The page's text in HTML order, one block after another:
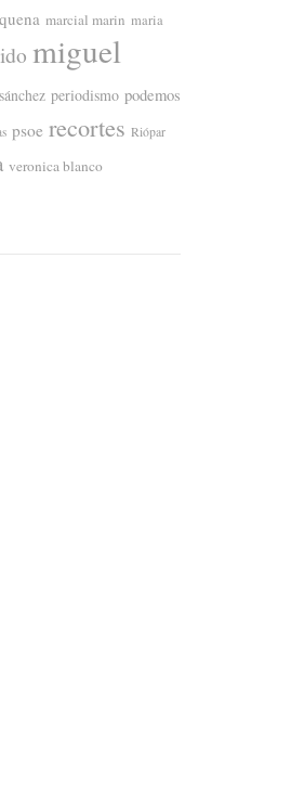
marcial marin maria
miguel
periodismo podemos
psoe recortes Riópar
veronica blanco